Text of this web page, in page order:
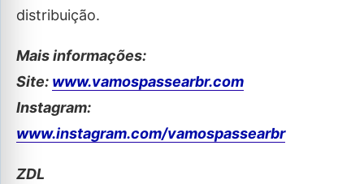
distribuição.
Mais informações:
Site: www.vamospassearbr.com
Instagram:
www.instagram.com/vamospassearbr
ZDL